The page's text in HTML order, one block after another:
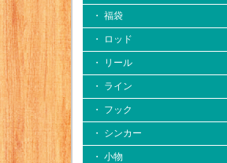
・ 福袋
・ ロッド
・ リール
・ ライン
・ フック
・ シンカー
・ 小物